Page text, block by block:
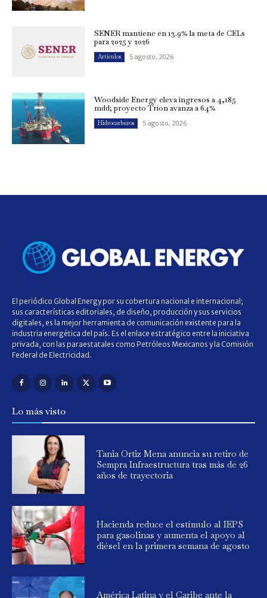
SENER mantiene en 13.9% la meta de CELs
para 2025 y 2026
Artículos 5 agosto, 2026
Woodside Energy eleva ingresos a 4,185
mdd; proyecto Trion avanza a 64%
Hidrocarburos 5 agosto, 2026
El periódico Global Energy por su cobertura nacional e internacional;
sus características editoriales, de diseño, producción y sus servicios
digitales, es la mejor herramienta de comunicación existente para la
industria energética del país. Es el enlace estratégico entre la iniciativa
privada, con las paraestatales como Petróleos Mexicanos y la Comisión
Federal de Electricidad.
Lo más visto
Tania Ortiz Mena anuncia su retiro de
Sempra Infraestructura tras más de 26
años de trayectoria
Hacienda reduce el estímulo al IEPS
para gasolinas y aumenta el apoyo al
diésel en la primera semana de agosto
América Latina y el Caribe ante la